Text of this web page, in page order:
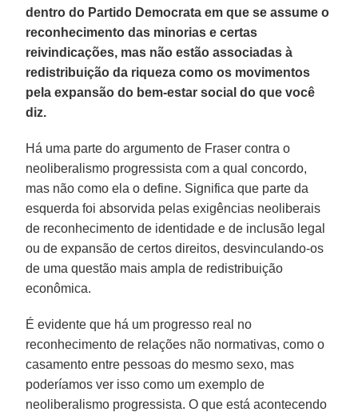
dentro do Partido Democrata em que se assume o
reconhecimento das minorias e certas
reivindicações, mas não estão associadas à
redistribuição da riqueza como os movimentos
pela expansão do bem-estar social do que você
diz.
Há uma parte do argumento de Fraser contra o
neoliberalismo progressista com a qual concordo,
mas não como ela o define. Significa que parte da
esquerda foi absorvida pelas exigências neoliberais
de reconhecimento de identidade e de inclusão legal
ou de expansão de certos direitos, desvinculando-os
de uma questão mais ampla de redistribuição
econômica.
É evidente que há um progresso real no
reconhecimento de relações não normativas, como o
casamento entre pessoas do mesmo sexo, mas
poderíamos ver isso como um exemplo de
neoliberalismo progressista. O que está acontecendo